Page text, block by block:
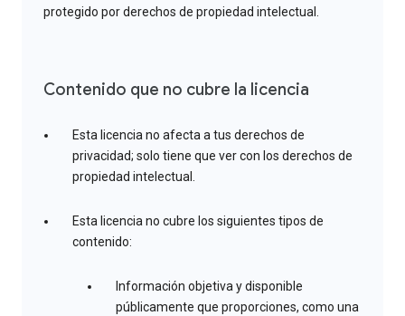
protegido por derechos de propiedad intelectual.
Contenido que no cubre la licencia
Esta licencia no afecta a tus derechos de
privacidad; solo tiene que ver con los derechos de
propiedad intelectual.
Esta licencia no cubre los siguientes tipos de
contenido:
Información objetiva y disponible
públicamente que proporciones, como una